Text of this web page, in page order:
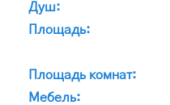
Душ:
Площадь:
Площадь комнат:
Мебель: